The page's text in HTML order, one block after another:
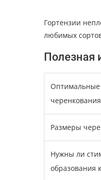
Гортензии
любимых
Полезная
Оптимальные
Размеры
Нужны ли
образования